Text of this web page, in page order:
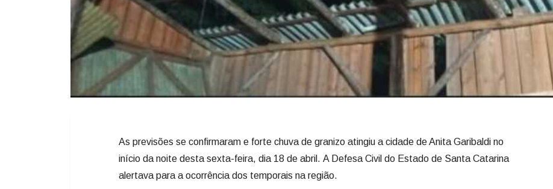
As previsões se confirmaram e forte chuva de granizo atingiu a cidade de Anita Garibaldi no
início da noite desta sexta-feira, dia 18 de abril. A Defesa Civil do Estado de Santa Catarina
alertava para a ocorrência dos temporais na região.